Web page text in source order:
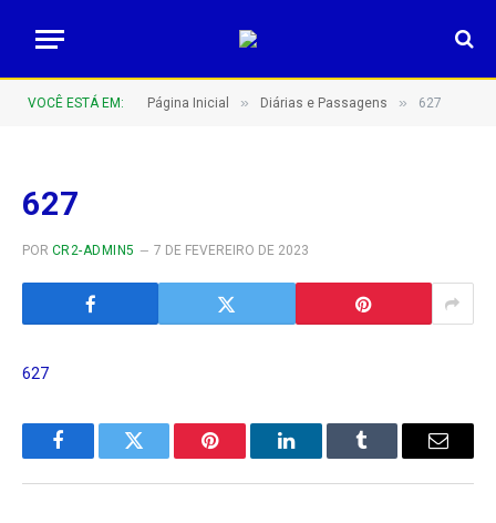
VOCÊ ESTÁ EM: Página Inicial » Diárias e Passagens » 627
627
POR CR2-ADMIN5 7 DE FEVEREIRO DE 2023
627
FacebookTwitter Pinterest LinkedInTumblr
E-